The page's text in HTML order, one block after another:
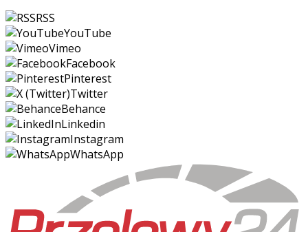
RSS
YouTube
Vimeo
Facebook
Pinterest
Twitter
Behance
Linkedin
Instagram
WhatsApp